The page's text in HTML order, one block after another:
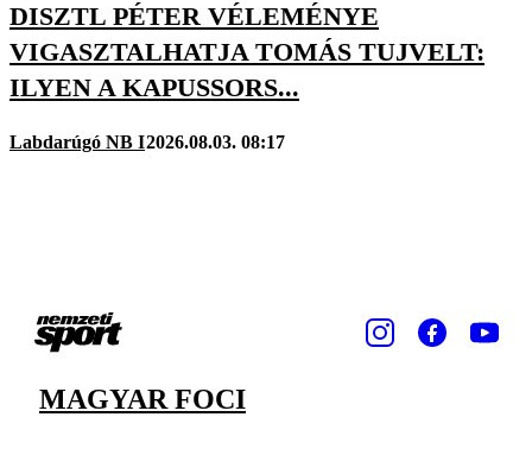
DISZTL PÉTER VÉLEMÉNYE
VIGASZTALHATJA TOMÁS TUJVELT:
ILYEN A KAPUSSORS...
Labdarúgó NB I2026.08.03. 08:17
MAGYAR FOCI